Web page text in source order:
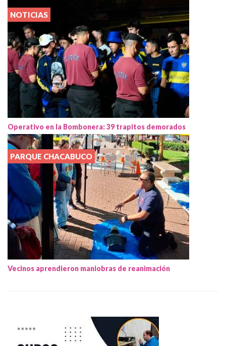
NOTICIAS
Operativo en la Bombonera: 39 trapitos demorados
PARQUE CHACABUCO
Vecinos aprendieron maniobras de reanimación